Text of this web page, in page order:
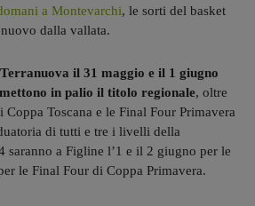
a Montevarchi, le sorti del basket
dalla vallata.
il 31 maggio e il 1 giugno
in palio il titolo regionale, oltre
Toscana e le Final Four Primavera
di tutti e tre i livelli della
saranno a Figline l’1 e il 2 giugno per le
le Final Four di Coppa Primavera.